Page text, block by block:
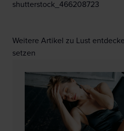
shutterstock_466208723
Weitere Artikel zu Lust
setzen